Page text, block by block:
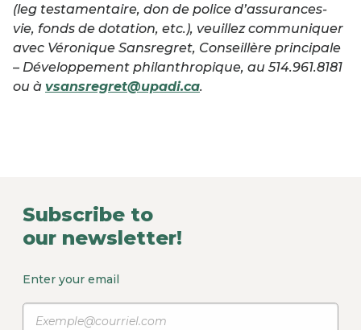
(leg testamentaire, don de police d’assurances-
vie, fonds de dotation, etc.), veuillez communiquer
avec Véronique Sansregret, Conseillère principale
– Développement philanthropique, au 514.961.8181
ou à vsansregret@upadi.ca.
Subscribe to
our newsletter!
Enter your email